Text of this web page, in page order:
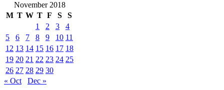
November 2018
M T W T F S
S
1
2 3
4
5
6 7 8 9 10 11
12 13 14 15 16 17 18
19 20 21 22 23 24 25
26 27 28 29 30
« Oct
Dec »